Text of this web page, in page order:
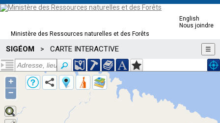
Ministère des Ressources naturelles et des Forêts
English
Nous joindre
SIGÉOM > CARTE INTERACTIVE ☰
+
−